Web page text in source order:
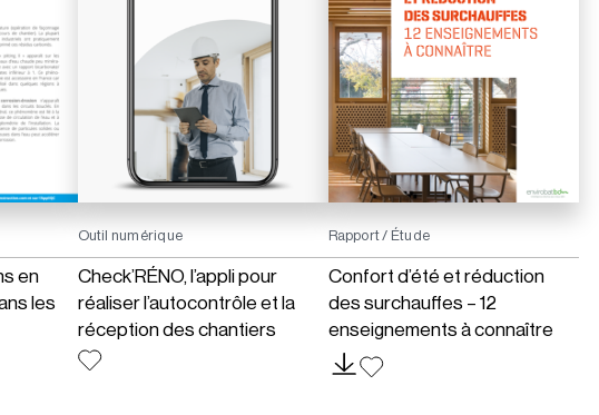
en
les
Outil numérique
Check’RÉNO, l’appli pour
réaliser l’autocontrôle et la
réception des chantiers
Rapport / Étude
Confort d’été et réduction
des surchauffes – 12
enseignements à connaître